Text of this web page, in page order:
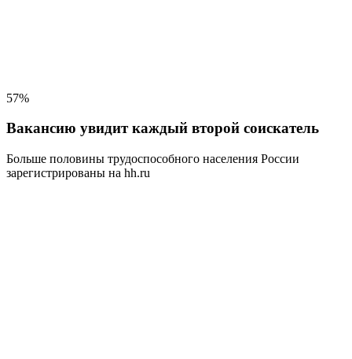
57%
Вакансию увидит каждый второй соискатель
Больше половины трудоспособного населения России
зарегистрированы на hh.ru